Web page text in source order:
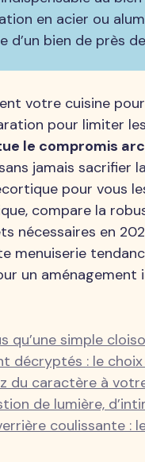
en acier ou
bien de près
votre cuisine
pour limiter
le compromis
jamais sacrifier
pour vous
compare la
nécessaires en
un aménagement
qu’une simple
décryptés : le
du caractère à
de lumière,
coulissante :